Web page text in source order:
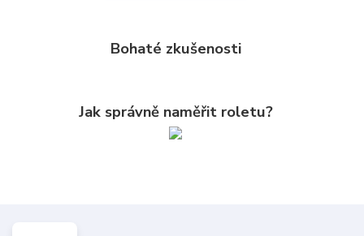
Bohaté zkušenosti
Jak správně naměřit roletu?